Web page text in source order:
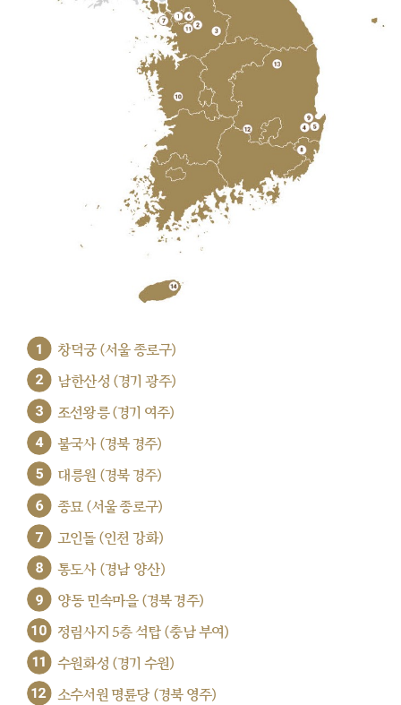
1 창덕궁 (서울 종로구)
2 남한산성 (경기 광주)
3 조선왕릉 (경기 여주)
4 불국사 (경북 경주)
5 대릉원 (경북 경주)
6 종묘 (서울 종로구)
7 고인돌 (인천 강화)
8 통도사 (경남 양산)
9 양동 민속마을 (경북 경주)
10 정림사지 5층 석탑 (충남 부여)
11 수원화성 (경기 수원)
12 소수서원 명륜당 (경북 영주)